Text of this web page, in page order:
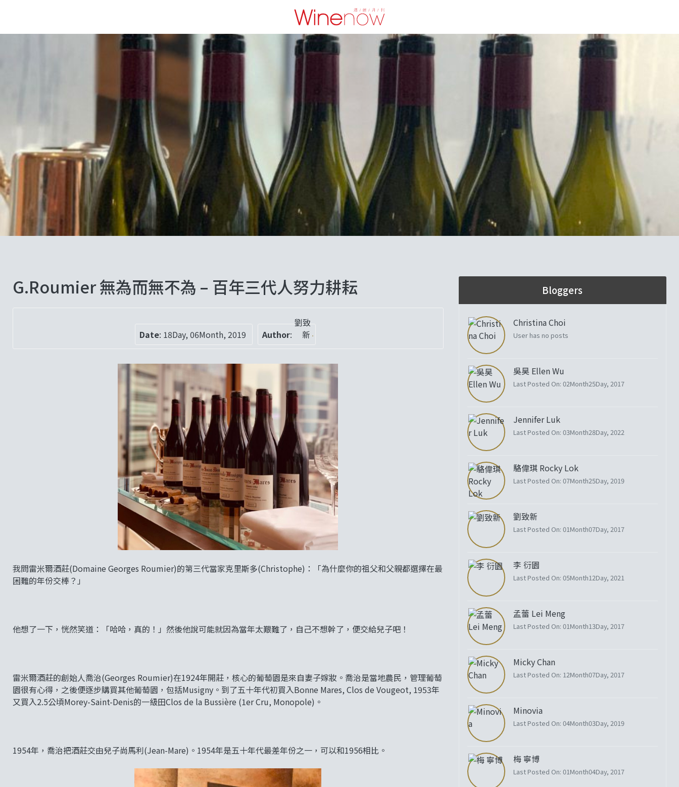
G.Roumier 無為而無不為 – 百年三代人努力耕耘
Date: 18Day, 06Month, 2019 Author:
劉致
新
我問雷米爾酒莊(Domaine Georges Roumier)的第三代當家克里斯多(Christophe)：「為什麼你的祖父和父親都選擇在最
困難的年份交棒？」
他想了一下，恍然笑道：「哈哈，真的！」然後他說可能就因為當年太艱難了，自己不想幹了，便交給兒子吧！
雷米爾酒莊的創始人喬治(Georges Roumier)在1924年開莊，核心的葡萄園是來自妻子嫁妝。喬治是當地農民，管理葡萄
園很有心得，之後便逐步購買其他葡萄園，包括Musigny。到了五十年代初買入Bonne Mares, Clos de Vougeot, 1953年
又買入2.5公頃Morey-Saint-Denis的一級田Clos de la Bussière (1er Cru, Monopole)。
1954年，喬治把酒莊交由兒子尚馬利(Jean-Mare)。1954年是五十年代最差年份之一，可以和1956相比。
Bloggers
Christina Choi
User has no posts
吳昊 Ellen Wu
Last Posted On: 02Month25Day, 2017
Jennifer Luk
Last Posted On: 03Month28Day, 2022
駱偉琪 Rocky Lok
Last Posted On: 07Month25Day, 2019
劉致新
Last Posted On: 01Month07Day, 2017
李 衍園
Last Posted On: 05Month12Day, 2021
孟蕾 Lei Meng
Last Posted On: 01Month13Day, 2017
Micky Chan
Last Posted On: 12Month07Day, 2017
Minovia
Last Posted On: 04Month03Day, 2019
梅 寧博
Last Posted On: 01Month04Day, 2017